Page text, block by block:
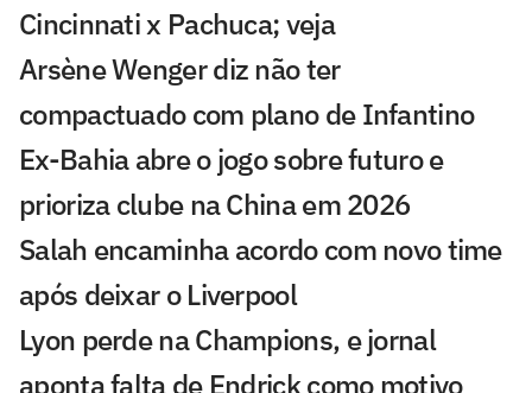
Cincinnati x Pachuca; veja
Arsène Wenger diz não ter
compactuado com plano de Infantino
Ex-Bahia abre o jogo sobre futuro e
prioriza clube na China em 2026
Salah encaminha acordo com novo time
após deixar o Liverpool
Lyon perde na Champions, e jornal
aponta falta de Endrick como motivo